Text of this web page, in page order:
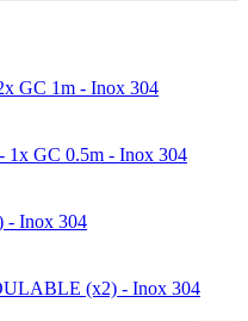
GC 1m - Inox 304
GC 0.5m - Inox 304
Inox 304
(x2) - Inox 304